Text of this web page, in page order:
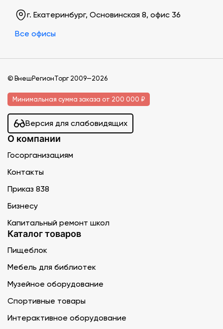
г. Екатеринбург, Основинская 8, офис 36
Все офисы
© ВнешРегионТорг 2009—2026
Минимальная сумма заказа от 200 000 ₽
Версия для слабовидящих
О компании
Госорганизациям
Контакты
Приказ 838
Бизнесу
Капитальный ремонт школ
Каталог товаров
Пищеблок
Мебель для библиотек
Музейное оборудование
Спортивные товары
Интерактивное оборудование